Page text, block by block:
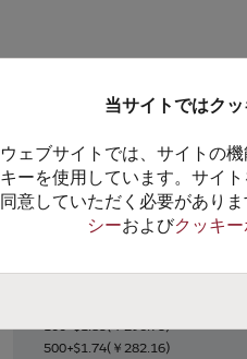
データシート
100+$1.83(￥296.75)
500+$1.74(￥282.16)
当サイトではクッ
ェブサイトでは、サイトの
ーを使用しています。サイ
意していただく必要があり
シーおよびクッキ